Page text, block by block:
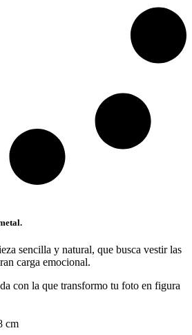
sencilla y natural, que busca vestir las
carga emocional.
con la que transformo tu foto en figura
cm